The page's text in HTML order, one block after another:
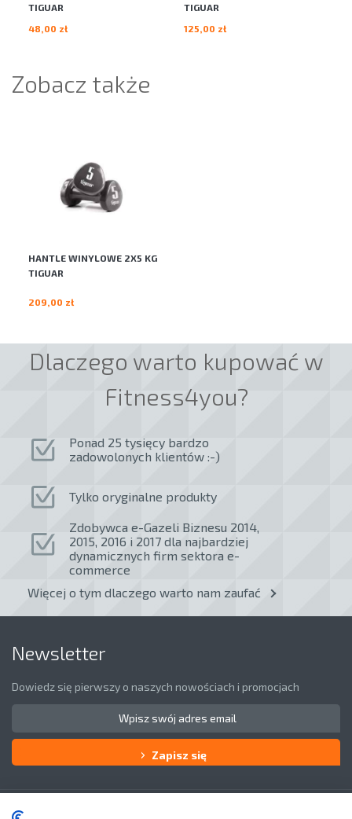
TIGUAR
48,00 zł
TIGUAR
125,00 zł
Zobacz także
HANTLE WINYLOWE 2X5 KG
TIGUAR
209,00 zł
Dlaczego warto kupować w
Fitness4you?
Ponad 25 tysięcy bardzo
zadowolonych klientów :-)
Tylko oryginalne produkty
Zdobywca e-Gazeli Biznesu 2014,
2015, 2016 i 2017 dla najbardziej
dynamicznych firm sektora e-
commerce
Więcej o tym dlaczego warto nam zaufać
Newsletter
Dowiedz się pierwszy o naszych nowościach i promocjach
Zapisz się